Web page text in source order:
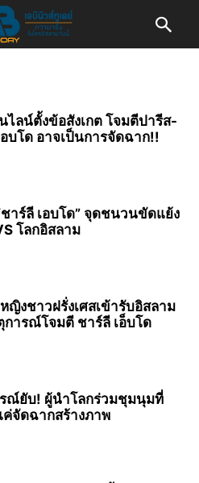
ไลน์ตั้งข้อสังเกต โจมตีปารีส-
บโด อาจเป็นการจัดฉาก!!
าร์ลี เอบโด” จุดชนวนขัดแย้ง
โลกอิสลาม
ญิงชาวฝรั่งเศสเข้ารับอิสลาม
การณ์โจมตี ชาร์ลี เอ็บโด
ณ์ยับ! ผู้นำโลกร่วมชุมนุมที่
ค่จัดฉากสร้างภาพ